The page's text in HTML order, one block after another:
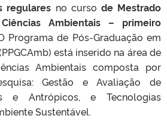
regulares no curso de Mestrado
Ambientais – primeiro
Programa de Pós-Graduação em
está inserido na área de
Ambientais composta por
Gestão e Avaliação de
e Antrópicos, e Tecnologias
Sustentável.